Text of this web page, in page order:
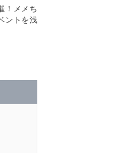
！メメち
ントを浅